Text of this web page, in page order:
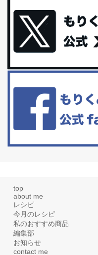
最近お風呂上がりの炭酸水
に髪と爪が丈夫になった気が
体に優しい、私のふるさと
今回は、最近毎回定期的に
礼品トップ５を紹介します。
更年期を穏やかに乗りきる
といった更年期症状はまだ...
top
about me
レシピ
今月のレシピ
私のおすすめ商品
編集部
お知らせ
contact me